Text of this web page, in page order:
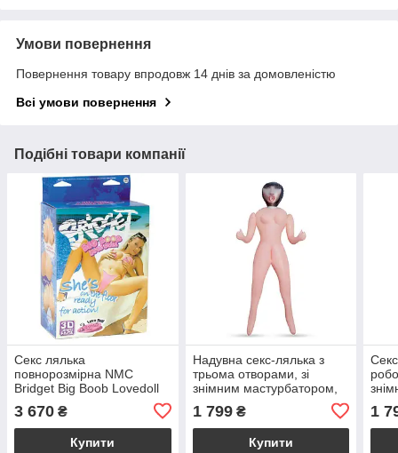
Умови повернення
Повернення товару впродовж 14 днів за домовленістю
Всі умови повернення
Подібні товари компанії
Секс лялька
повнорозмірна NMC
Bridget Big Boob Lovedoll
3 670 ₴
Купити
Надувна секс-лялька з
трьома отворами, зі
знімним мастурбатором,
1 799₴
Купити
1